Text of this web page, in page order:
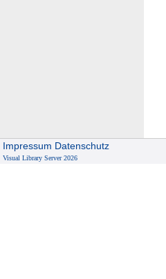
Impressum Datenschutz
Visual Library Server 2026